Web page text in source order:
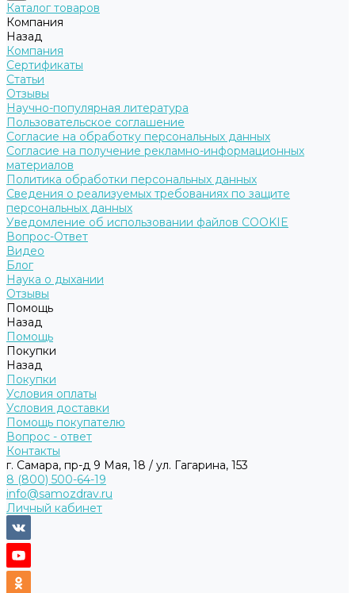
Каталог товаров
Компания
Назад
Компания
Сертификаты
Статьи
Отзывы
Научно-популярная литература
Пользовательское соглашение
Согласие на обработку персональных данных
Согласие на получение рекламно-информационных
материалов
Политика обработки персональных данных
Сведения о реализуемых требованиях по защите
персональных данных
Уведомление об использовании файлов COOKIE
Вопрос-Ответ
Видео
Блог
Наука о дыхании
Отзывы
Помощь
Назад
Помощь
Покупки
Назад
Покупки
Условия оплаты
Условия доставки
Помощь покупателю
Вопрос - ответ
Контакты
г. Самара, пр-д 9 Мая, 18 / ул. Гагарина, 153
8 (800) 500-64-19
info@samozdrav.ru
Личный кабинет